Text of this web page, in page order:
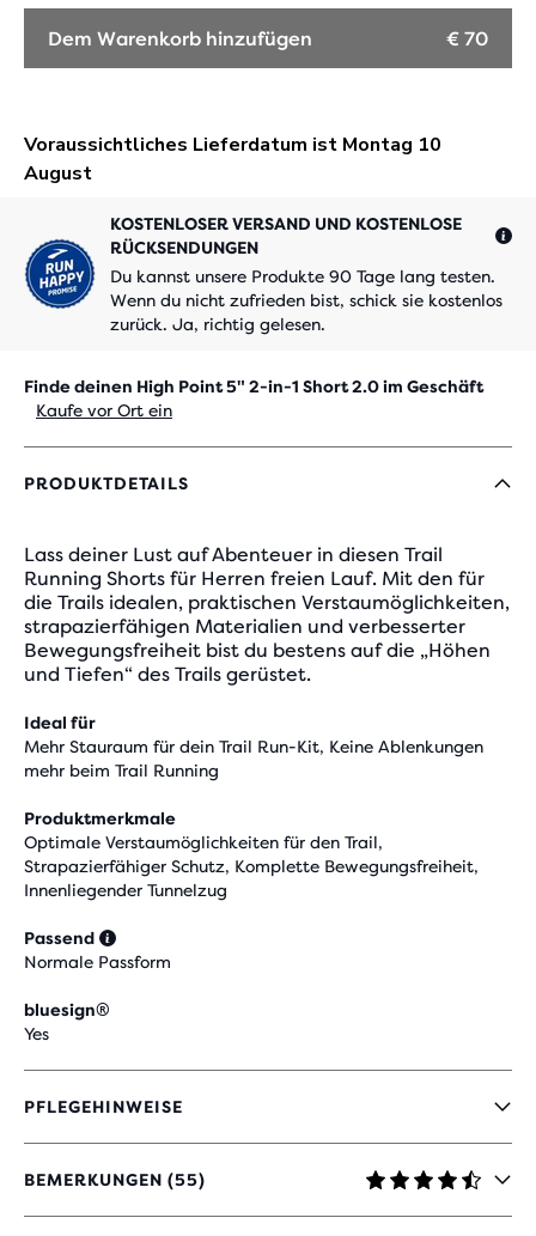
Dem Warenkorb hinzufügen € 70
KOSTENLOSER VERSAND UND KOSTENLOSE
RÜCKSENDUNGEN
Du kannst unsere Produkte 90 Tage lang testen.
Wenn du nicht zufrieden bist, schick sie kostenlos
zurück. Ja, richtig gelesen.
Finde deinen High Point 5" 2-in-1 Short 2.0 im Geschäft
Kaufe vor Ort ein
PRODUKTDETAILS
Lass deiner Lust auf Abenteuer in diesen Trail
Running Shorts für Herren freien Lauf. Mit den für
die Trails idealen, praktischen Verstaumöglichkeiten,
strapazierfähigen Materialien und verbesserter
Bewegungsfreiheit bist du bestens auf die „Höhen
und Tiefen“ des Trails gerüstet.
Ideal für
Mehr Stauraum für dein Trail Run-Kit, Keine Ablenkungen
mehr beim Trail Running
Produktmerkmale
Optimale Verstaumöglichkeiten für den Trail,
Strapazierfähiger Schutz, Komplette Bewegungsfreiheit,
Innenliegender Tunnelzug
Passend
Normale Passform
bluesign®
Yes
PFLEGEHINWEISE
BEMERKUNGEN (55)
4,5
VON